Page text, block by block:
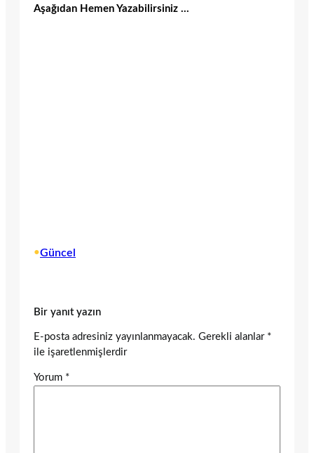
Aşağıdan Hemen Yazabilirsiniz …
•Güncel
Bir yanıt yazın
E-posta adresiniz yayınlanmayacak. Gerekli alanlar *
ile işaretlenmişlerdir
Yorum *